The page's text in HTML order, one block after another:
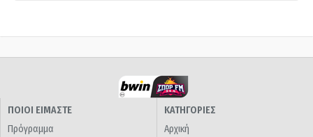
ΠΟΙΟΙ ΕΙΜΑΣΤΕ
Πρόγραμμα
ΚΑΤΗΓΟΡΙΕΣ
Αρχική